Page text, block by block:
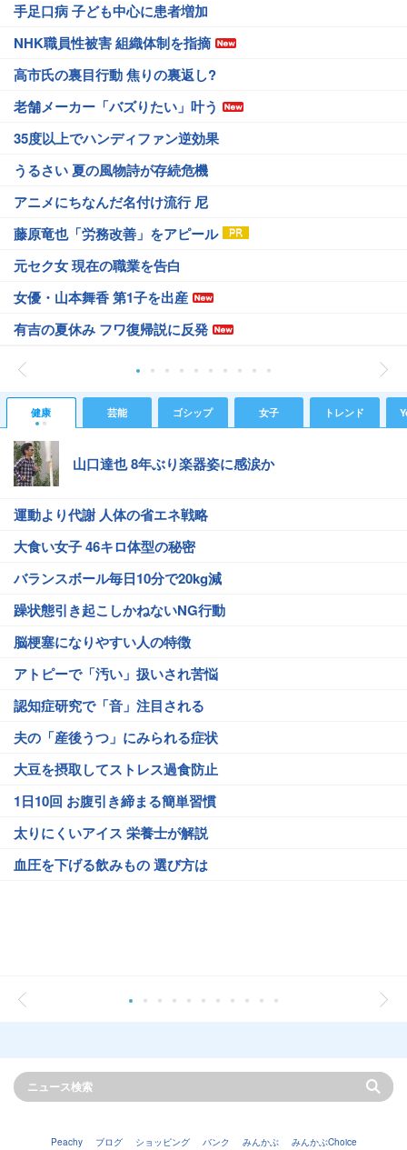
手足口病 子ども中心に患者増加
NHK職員性被害 組織体制を指摘
高市氏の裏目行動 焦りの裏返し?
老舗メーカー「バズりたい」叶う
35度以上でハンディファン逆効果
うるさい 夏の風物詩が存続危機
アニメにちなんだ名付け流行 尼
藤原竜也「労務改善」をアピール
元セク女 現在の職業を告白
女優・山本舞香 第1子を出産
有吉の夏休み フワ復帰説に反発
健康 芸能 ゴシップ 女子 トレンド
山口達也 8年ぶり楽器姿に感涙か
運動より代謝 人体の省エネ戦略
大食い女子 46キロ体型の秘密
バランスボール毎日10分で20kg減
躁状態引き起こしかねないNG行動
脳梗塞になりやすい人の特徴
アトピーで「汚い」扱いされ苦悩
認知症研究で「音」注目される
夫の「産後うつ」にみられる症状
大豆を摂取してストレス過食防止
1日10回 お腹引き締まる簡単習慣
太りにくいアイス 栄養士が解説
血圧を下げる飲みもの 選び方は
Peachy ブログ ショッピング バンク みんかぶ みんかぶChoice